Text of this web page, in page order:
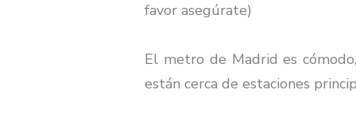
favor asegúrate)
El metro de Madrid es
están cerca de estaciones